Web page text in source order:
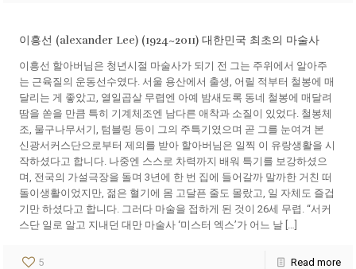
이흥선 (alexander Lee) (1924~2011) 대한민국 최초의 마술사
이흥선 할아버님은 청년시절 마술사가 되기 전 그는 주위에서 알아주
는 근육질의 운동선수였다. 서울 용산에서 출생, 어릴 적부터 철봉에 매
달리는 게 좋았고, 열일곱살 무렵엔 아예 밤새도록 동네 철봉에 매달려
땀을 쏟을 만큼 특히 기계체조엔 남다른 애착과 소질이 있었다. 철봉체
조, 물구나무서기, 텀블링 등이 그의 주특기였으며 곧 그를 눈여겨 본
신광서커스단으로부터 제의를 받아 할아버님은 일찍 이 유랑생활을 시
작하셨다고 합니다. 나중엔 스스로 차력까지 배워 특기를 보강하셨으
며, 전국의 가설극장을 돌며 3년에 한 번 집에 들어갈까 말까한 거친 떠
돌이생활이었지만, 젊은 혈기에 몸 고달픈 줄도 몰랐고, 일 자체도 즐겁
기만 하셨다고 합니다. 그러다 마술을 접하게 된 것이 26세 무렵. “서커
스단 일로 알고 지내던 대만 마술사 ‘미스터 엑스’가 어느 날 […]
5 Read more